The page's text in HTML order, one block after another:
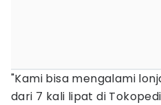
"Kami bisa mengalami
dari 7 kali lipat di